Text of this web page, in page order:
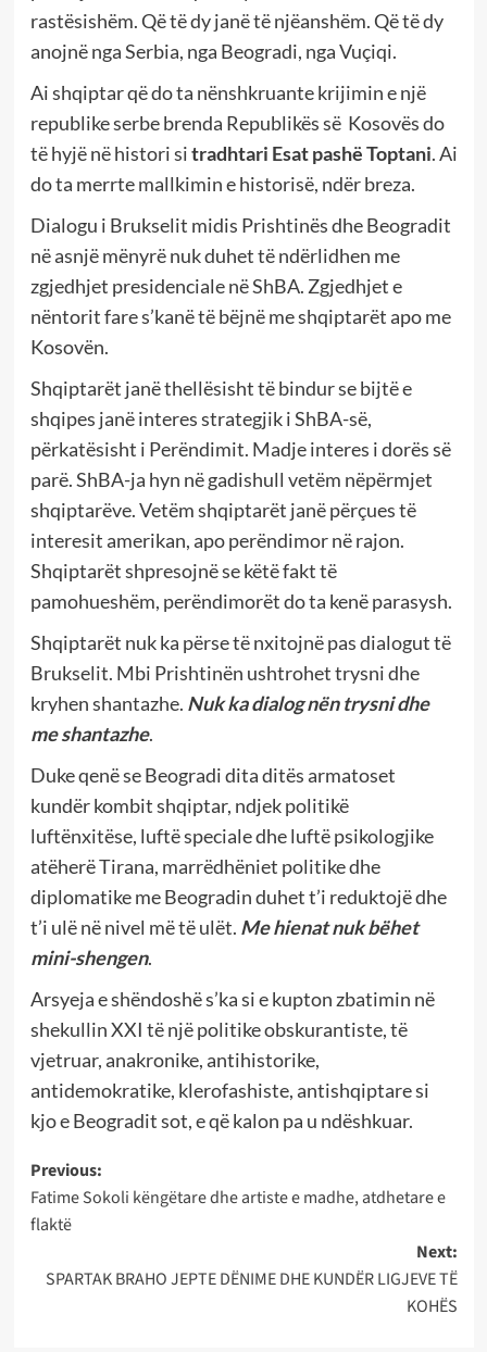
rastësishëm. Që të dy janë të njëanshëm. Që të dy
anojnë nga Serbia, nga Beogradi, nga Vuçiqi.
Ai shqiptar që do ta nënshkruante krijimin e një
republike serbe brenda Republikës së Kosovës do
të hyjë në histori sitradhtari Esat pashë Toptani. Ai
do ta merrte mallkimin e historisë, ndër breza.
Dialogu i Brukselit midis Prishtinës dhe Beogradit
në asnjë mënyrë nuk duhet të ndërlidhen me
zgjedhjet presidenciale në ShBA. Zgjedhjet e
nëntorit fare s’kanë të bëjnë me shqiptarët apo me
Kosovën.
Shqiptarët janë thellësisht të bindur se bijtë e
shqipes janë interes strategjik i ShBA-së,
përkatësisht i Perëndimit. Madje interes i dorës së
parë. ShBA-ja hyn në gadishull vetëm nëpërmjet
shqiptarëve. Vetëm shqiptarët janë përçues të
interesit amerikan, apo perëndimor në rajon.
Shqiptarët shpresojnë se këtë fakt të
pamohueshëm, perëndimorët do ta kenë parasysh.
Shqiptarët nuk ka përse të nxitojnë pas dialogut të
Brukselit. Mbi Prishtinën ushtrohet trysni dhe
kryhen shantazhe. Nuk ka dialog nën trysni dhe
me shantazhe.
Duke qenë se Beogradi dita ditës armatoset
kundër kombit shqiptar, ndjek politikë
luftënxitëse, luftë speciale dhe luftë psikologjike
atëherë Tirana, marrëdhëniet politike dhe
diplomatike me Beogradin duhet t’i reduktojë dhe
t’i ulë në nivel më të ulët. Me hienat nuk bëhet
mini-shengen.
Arsyeja e shëndoshë s’ka si e kupton zbatimin në
shekullin XXI të një politike obskurantiste, të
vjetruar, anakronike, antihistorike,
antidemokratike, klerofashiste, antishqiptare si
kjo e Beogradit sot, e që kalon pa u ndëshkuar.
Post
navigation
Previous:
Fatime Sokoli këngëtare dhe artiste e madhe, atdhetare e
flaktë
Next:
SPARTAK BRAHO JEPTE DËNIME DHE KUNDËR LIGJEVE TË
KOHËS